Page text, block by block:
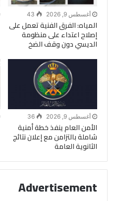
أغسطس 9, 2026 43
المياه: الفرق الفنية تعمل على
إصلاح اعتداء على منظومة
الديسي دون وقف الضخ
أغسطس 9, 2026 36
الأمن العام ينفذ خطة أمنية
شاملة بالتزامن مع إعلان نتائج
الثانوية العامة
Advertisement